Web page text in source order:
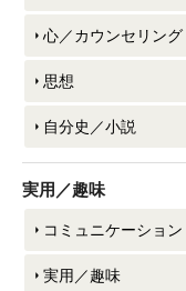
心／カウンセリング
思想
自分史／小説
実用／趣味
コミュニケーション
実用／趣味